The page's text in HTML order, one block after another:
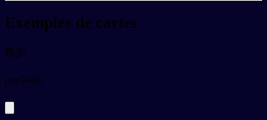
Exemples de cartes
跑步
pypǎobù